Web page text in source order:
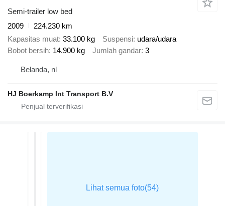
Semi-trailer low bed
2009
224.230 km
Kapasitas muat 33.100 kg Suspensi udara/udara
Bobot bersih 14.900 kg Jumlah gandar 3
Belanda, nl
HJ Boerkamp Int Transport B.V